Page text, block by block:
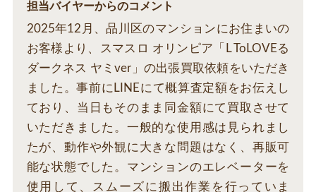
担当バイヤーからのコメント
2025年12月、品川区のマンションにお住まいの
お客様より、スマスロ オリンピア「L ToLOVEる
ダークネス ヤミver」の出張買取依頼をいただき
ました。事前にLINEにて概算査定額をお伝えし
ており、当日もそのまま同金額にて買取させて
いただきました。一般的な使用感は見られまし
たが、動作や外観に大きな問題はなく、再販可
能な状態でした。マンションのエレベーターを
使用して、スムーズに搬出作業を行っていま